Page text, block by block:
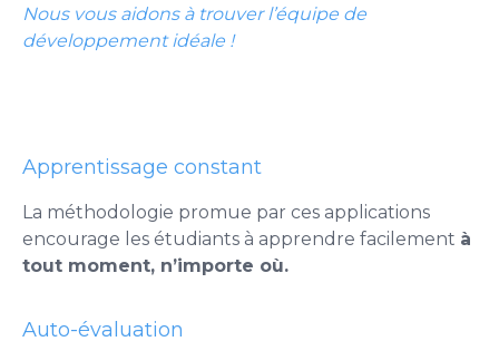
Nous vous aidons à trouver l’équipe de
développement idéale !
Apprentissage constant
La méthodologie promue par ces applications
encourage les étudiants à apprendre facilement à
tout moment, n’importe où.
Auto-évaluation